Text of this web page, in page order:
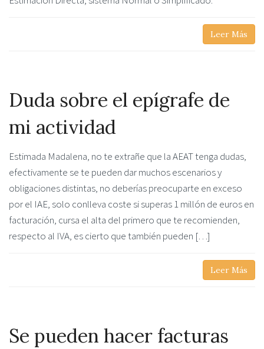
Leer Más
Duda sobre el epígrafe de
mi actividad
Estimada Madalena, no te extrañe que la AEAT tenga dudas,
efectivamente se te pueden dar muchos escenarios y
obligaciones distintas, no deberías preocuparte en exceso
por el IAE, solo conlleva coste si superas 1 millón de euros en
facturación, cursa el alta del primero que te recomienden,
respecto al IVA, es cierto que también pueden […]
Leer Más
Se pueden hacer facturas